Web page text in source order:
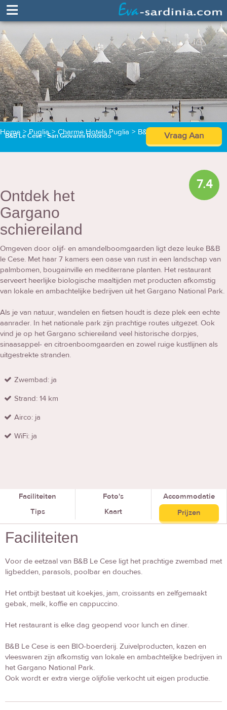
≡
Home > Puglia > Charme Hotels Puglia > B&B Le Cese
B&B Le Cese - San Giovanni Rotondo Vraag Aan
7.4
Ontdek het
Gargano
schiereiland
Omgeven door olijf- en amandelboomgaarden ligt deze leuke B&B
le Cese. Met haar 7 kamers een oase van rust in een landschap van
palmbomen, bougainville en mediterrane planten. Het restaurant
serveert heerlijke biologische maaltijden met producten afkomstig
van lokale en ambachtelijke bedrijven uit het Gargano National Park.
Als je van natuur, wandelen en fietsen houdt is deze plek een echte
aanrader. In het nationale park zijn prachtige routes uitgezet. Ook
vind je op het Gargano schiereiland veel historische dorpjes,
sinaasappel- en citroenboomgaarden en zowel ruige kustlijnen als
uitgestrekte stranden.
Zwembad: ja
Strand: 14 km
Airco: ja
WiFi: ja
Faciliteiten Foto's
Accommodatie
Tips
Kaart Prijzen
Faciliteiten
Voor de eetzaal van B&B Le Cese ligt het prachtige zwembad met
ligbedden, parasols, poolbar en douches.
Het ontbijt bestaat uit koekjes, jam, croissants en zelfgemaakt
gebak, melk, koffie en cappuccino.
Het restaurant is elke dag geopend voor lunch en diner.
B&B Le Cese is een BIO-boerderij. Zuivelproducten, kazen en
vleeswaren zijn afkomstig van lokale en ambachtelijke bedrijven in
het Gargano National Park.
Ook wordt er extra vierge olijfolie verkocht uit eigen productie.